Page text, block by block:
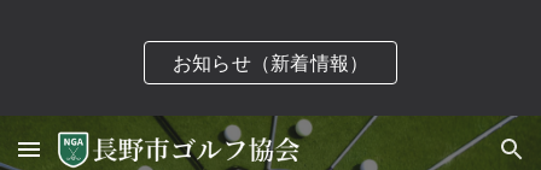
Skip to main content Skip to navigation
お知らせ（新着情報）